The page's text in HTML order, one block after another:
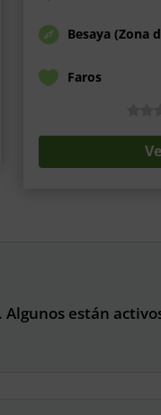
Besaya (Zona
Faros
están